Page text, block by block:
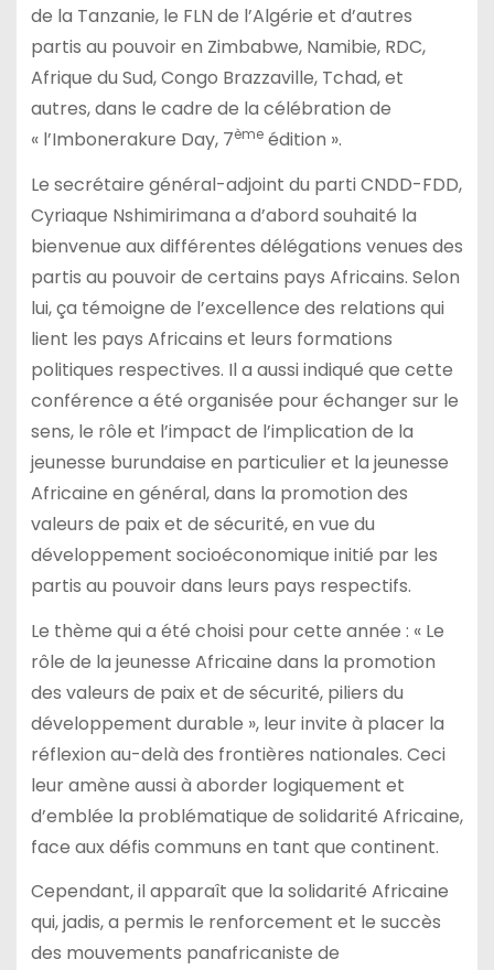
de la Tanzanie, le FLN de l’Algérie et d’autres
partis au pouvoir en Zimbabwe, Namibie, RDC,
Afrique du Sud, Congo Brazzaville, Tchad, et
autres, dans le cadre de la célébration de
« l’Imbonerakure Day, 7èmeédition ».
Le secrétaire général-adjoint du parti CNDD-FDD,
Cyriaque Nshimirimana a d’abord souhaité la
bienvenue aux différentes délégations venues des
partis au pouvoir de certains pays Africains. Selon
lui, ça témoigne de l’excellence des relations qui
lient les pays Africains et leurs formations
politiques respectives. Il a aussi indiqué que cette
conférence a été organisée pour échanger sur le
sens, le rôle et l’impact de l’implication de la
jeunesse burundaise en particulier et la jeunesse
Africaine en général, dans la promotion des
valeurs de paix et de sécurité, en vue du
développement socioéconomique initié par les
partis au pouvoir dans leurs pays respectifs.
Le thème qui a été choisi pour cette année : « Le
rôle de la jeunesse Africaine dans la promotion
des valeurs de paix et de sécurité, piliers du
développement durable », leur invite à placer la
réflexion au-delà des frontières nationales. Ceci
leur amène aussi à aborder logiquement et
d’emblée la problématique de solidarité Africaine,
face aux défis communs en tant que continent.
Cependant, il apparaît que la solidarité Africaine
qui, jadis, a permis le renforcement et le succès
des mouvements panafricaniste de